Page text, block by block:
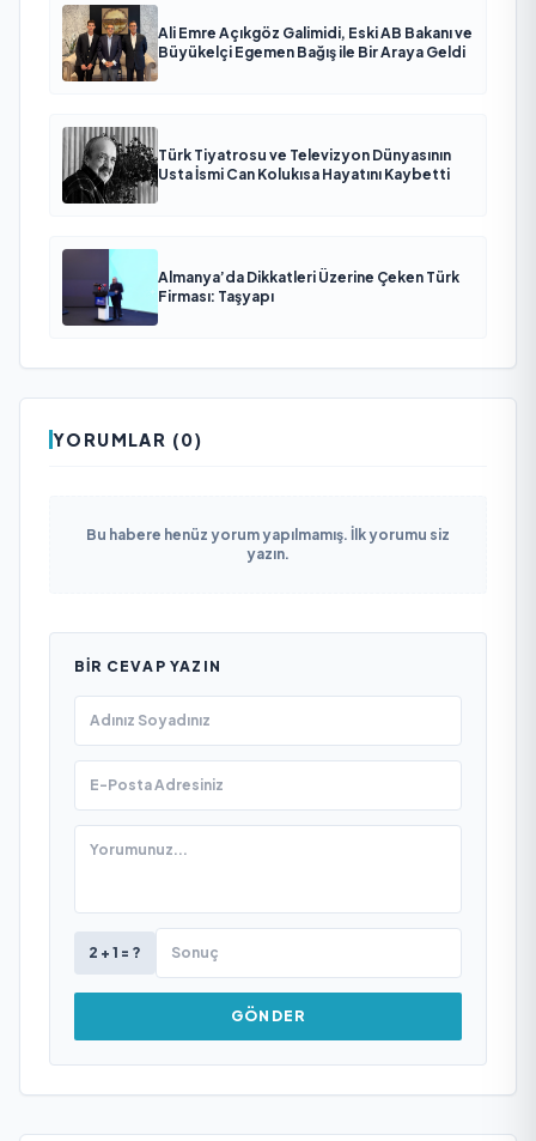
Ali Emre Açıkgöz Galimidi, Eski AB Bakanı ve
Büyükelçi Egemen Bağış ile Bir Araya Geldi
Türk Tiyatrosu ve Televizyon Dünyasının
Usta İsmi Can Kolukısa Hayatını Kaybetti
Almanya’da Dikkatleri Üzerine Çeken Türk
Firması: Taşyapı
YORUMLAR (0)
Bu habere henüz yorum yapılmamış. İlk yorumu siz
yazın.
BIR CEVAP YAZIN
2 + 1 = ?
GÖNDER